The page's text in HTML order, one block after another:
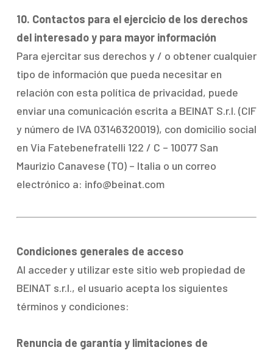
10. Contactos para el ejercicio de los derechos
del interesado y para mayor información
Para ejercitar sus derechos y / o obtener cualquier
tipo de información que pueda necesitar en
relación con esta política de privacidad, puede
enviar una comunicación escrita a BEINAT S.r.l. (CIF
y número de IVA 03146320019), con domicilio social
en Via Fatebenefratelli 122 / C – 10077 San
Maurizio Canavese (TO) – Italia o un correo
electrónico a: info@beinat.com
Condiciones generales de acceso
Al acceder y utilizar este sitio web propiedad de
BEINAT s.r.l., el usuario acepta los siguientes
términos y condiciones:
Renuncia de garantía y limitaciones de